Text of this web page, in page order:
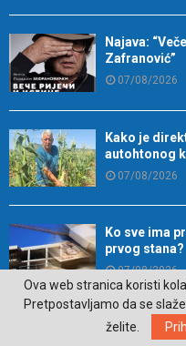
Najava:
Zafranović”
07/08/2026
Kako je
autohtonog
07/08/2026
Ko sve ima
prvog stana?
07/08/2026
Srpska
Ova web stranica koristi
Pretpostavljamo da se
želite.